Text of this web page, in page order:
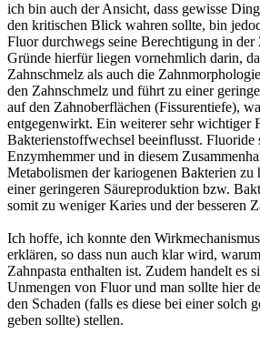
ich bin auch der Ansicht, dass gewisse
den kritischen Blick wahren sollte, bin
Fluor durchwegs seine Berechtigung in
Gründe hierfür liegen vornehmlich darin,
Zahnschmelz als auch die
den Zahnschmelz und führt zu einer
auf den Zahnoberflächen (Fissurentiefe),
entgegenwirkt. Ein weiterer sehr wichtiger
Bakterienstoffwechsel beeinflusst. Fluoride
Enzymhemmer und in diesem
Metabolismen der kariogenen Bakterien zu
einer geringeren Säureproduktion bzw.
somit zu weniger Karies und der besseren
Ich hoffe, ich konnte den
erklären, so dass nun auch klar wird,
Zahnpasta enthalten ist. Zudem handelt es
Unmengen von Fluor und man sollte hier
den Schaden (falls es diese bei einer solch
geben sollte) stellen.